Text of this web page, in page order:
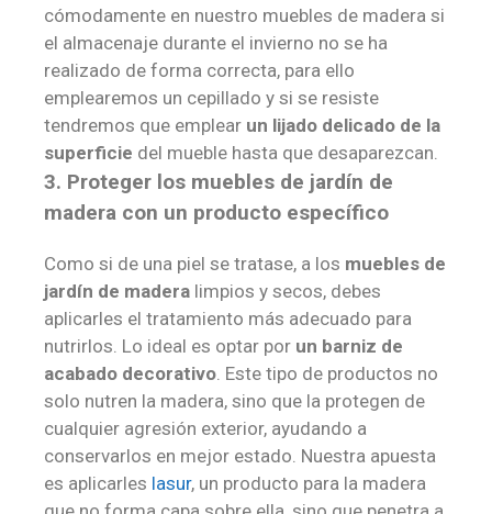
cómodamente en nuestro muebles de madera si
el almacenaje durante el invierno no se ha
realizado de forma correcta, para ello
emplearemos un cepillado y si se resiste
tendremos que emplear un lijado delicado de la
superficie del mueble hasta que desaparezcan.
3. Proteger los muebles de jardín de
madera con un producto específico
Como si de una piel se tratase, a los muebles de
jardín de madera limpios y secos, debes
aplicarles el tratamiento más adecuado para
nutrirlos. Lo ideal es optar por un barniz de
acabado decorativo . Este tipo de productos no
solo nutren la madera, sino que la protegen de
cualquier agresión exterior, ayudando a
conservarlos en mejor estado. Nuestra apuesta
es aplicarles lasur, un producto para la madera